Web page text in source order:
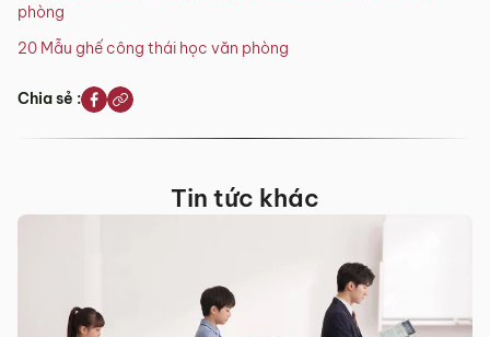
phòng
20 Mẫu ghế công thái học văn phòng
Chia sẻ :
Tin tức khác